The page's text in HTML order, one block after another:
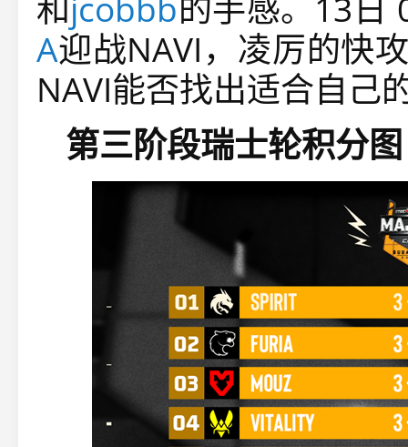
A迎战NAVI，凌厉的快
NAVI能否找出适合自己
第三阶段瑞士轮积分